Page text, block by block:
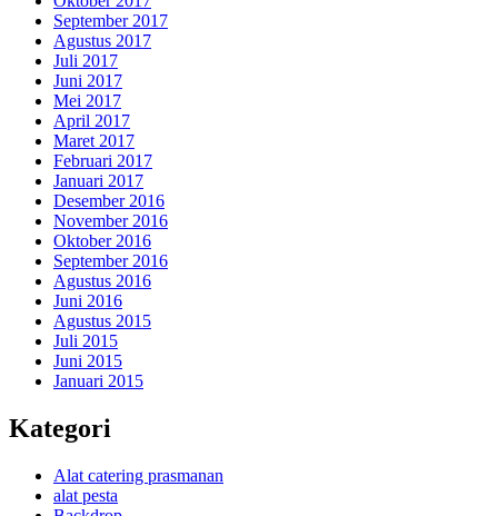
September 2017
Agustus 2017
Juli 2017
Juni 2017
Mei 2017
April 2017
Maret 2017
Februari 2017
Januari 2017
Desember 2016
November 2016
Oktober 2016
September 2016
Agustus 2016
Juni 2016
Agustus 2015
Juli 2015
Juni 2015
Januari 2015
Kategori
Alat catering prasmanan
alat pesta